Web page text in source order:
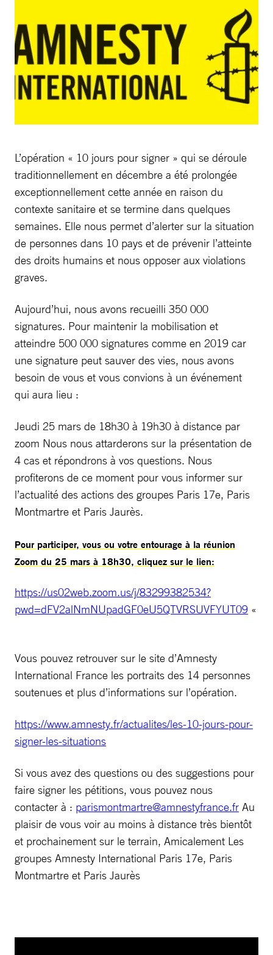
L’opération « 10 jours pour signer » qui se déroule
traditionnellement en décembre a été prolongée
exceptionnellement cette année en raison du
contexte sanitaire et se termine dans quelques
semaines. Elle nous permet d’alerter sur la situation
de personnes dans 10 pays et de prévenir l’atteinte
des droits humains et nous opposer aux violations
graves.
Aujourd’hui, nous avons recueilli 350 000
signatures. Pour maintenir la mobilisation et
atteindre 500 000 signatures comme en 2019 car
une signature peut sauver des vies, nous avons
besoin de vous et vous convions à un événement
qui aura lieu :
Jeudi 25 mars de 18h30 à 19h30 à distance par
zoom Nous nous attarderons sur la présentation de
4 cas et répondrons à vos questions. Nous
profiterons de ce moment pour vous informer sur
l’actualité des actions des groupes Paris 17e, Paris
Montmartre et Paris Jaurès.
Pour participer, vous ou votre entourage à la réunion
Zoom du 25 mars à 18h30, cliquez sur le lien:
https://us02web.zoom.us/j/83299382534?
pwd=dFV2alNmNUpadGF0eU5QTVRSUVFYUT09 «
Vous pouvez retrouver sur le site d’Amnesty
International France les portraits des 14 personnes
soutenues et plus d’informations sur l’opération.
https://www.amnesty.fr/actualites/les-10-jours-pour-
signer-les-situations
Si vous avez des questions ou des suggestions pour
faire signer les pétitions, vous pouvez nous
contacter à : parismontmartre@amnestyfrance.fr Au
plaisir de vous voir au moins à distance très bientôt
et prochainement sur le terrain, Amicalement Les
groupes Amnesty International Paris 17e, Paris
Montmartre et Paris Jaurès